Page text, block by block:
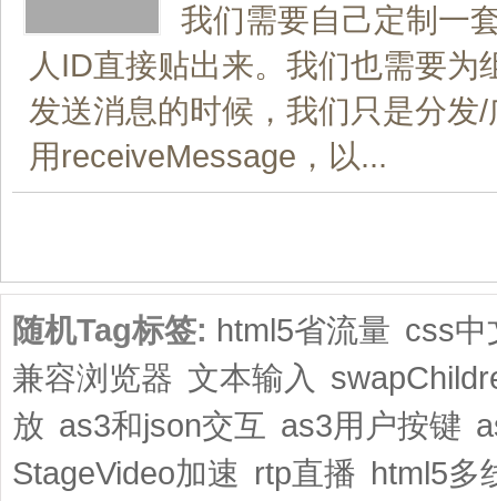
我们需要自己定制一
人ID直接贴出来。我们也需要
发送消息的时候，我们只是分
用receiveMessage，以...
随机Tag标签: html5省流量 css中
兼容浏览器 文本输入
放 as3和json交互 as3用户按键
StageVideo加速 rtp直播 html5多